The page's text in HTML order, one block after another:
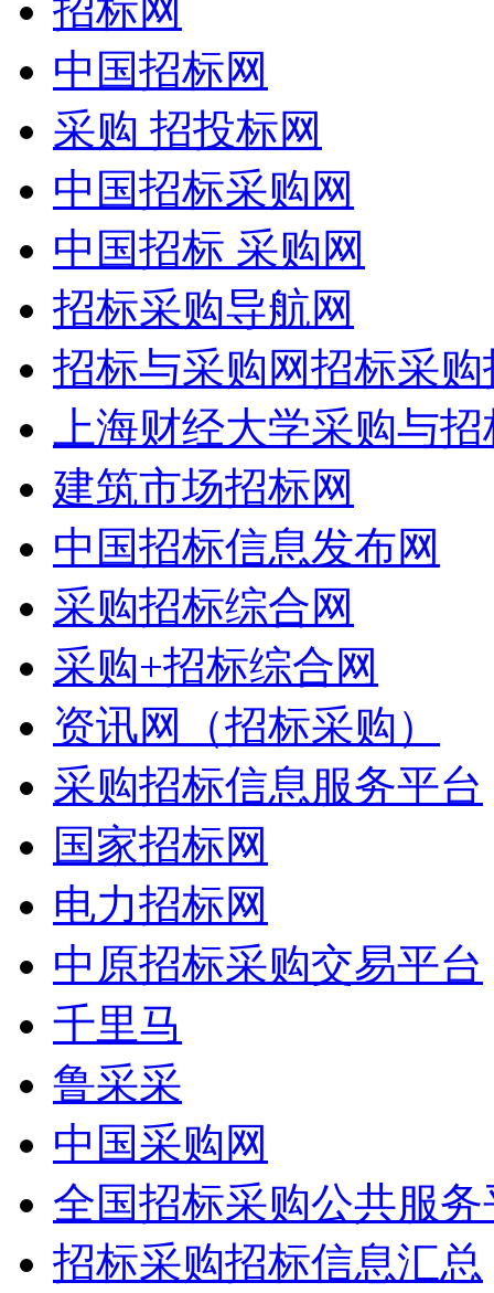
招标网
中国招标网
采购 招投标网
中国招标采购网
中国招标 采购网
招标采购导航网
招标与采购网招标采
上海财经大学采购与
建筑市场招标网
中国招标信息发布网
采购招标综合网
采购+招标综合网
资讯网（招标采购）
采购招标信息服务平台
国家招标网
电力招标网
中原招标采购交易平台
千里马
鲁采采
中国采购网
全国招标采购公共服务
招标采购招标信息汇总